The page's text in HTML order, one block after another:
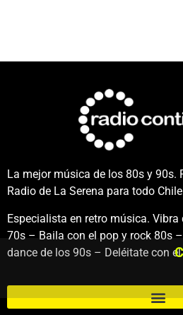
La mejor música de los 80s y 90s.
Radio de La Serena para todo
Especialista en retro música.
70s – Baila con el pop y rock 80s
dance de los 90s – Deléitate con